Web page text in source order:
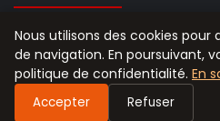
Plan du site
© 2026 Le Rachat De Crédit Pour
Nous utilisons des cookies
de navigation. En poursuivant,
politique de confidentialité. En
Accepter Refuser